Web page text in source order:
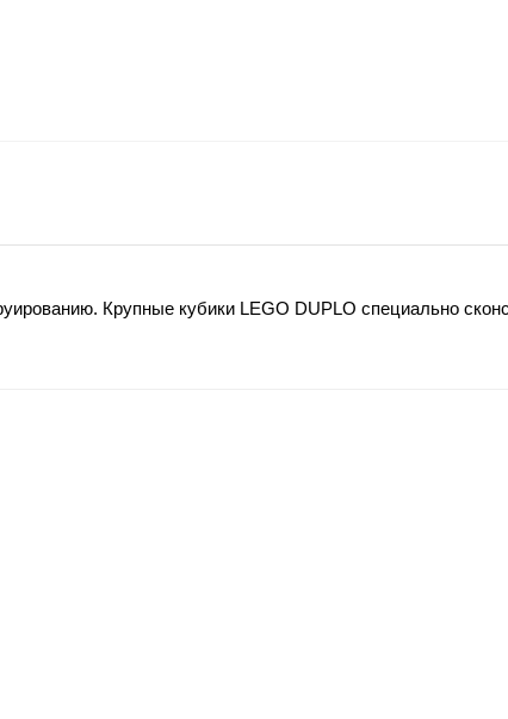
Крупные кубики LEGO DUPLO специально